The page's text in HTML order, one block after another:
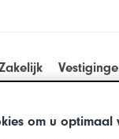
om u optimaal